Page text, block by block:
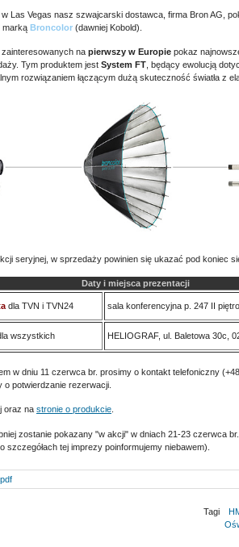
w Las Vegas nasz szwajcarski dostawca, firma Bron AG,
marką Broncolor (dawniej Kobold).
na pierwszy w Europie pokaz
Tym produktem jest System FT , będący ewolucją
rozwiązaniem łączącym dużą skuteczność światła z
seryjnej, w sprzedaży powinien się ukazać pod koniec
Daty i miejsca prezentacji
dla TVN i TVN24 sala konferencyjna p. 247 II
wszystkich HELIOGRAF, ul. Baletowa 30c,
w dniu 11 czerwca br. prosimy o kontakt telefoniczny
potwierdzanie rezerwacji.
oraz na stronie o produkcie.
zostanie pokazany "w akcji" w dniach 21-23 czerwca
tej imprezy poinformujemy niebawem).
Tagi